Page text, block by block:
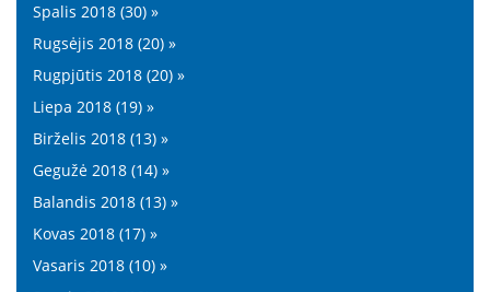
Spalis 2018 (30) »
Rugsėjis 2018 (20) »
Rugpjūtis 2018 (20) »
Liepa 2018 (19) »
Birželis 2018 (13) »
Gegužė 2018 (14) »
Balandis 2018 (13) »
Kovas 2018 (17) »
Vasaris 2018 (10) »